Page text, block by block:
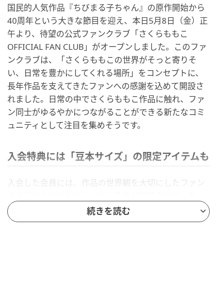
国民的人気作品『ちびまる子ちゃん』の原作開始から
40周年という大きな節目を迎え、本日5月8日（金）正
午より、待望の公式ファンクラブ「さくらももこ
OFFICIAL FAN CLUB」がオープンしました。このファ
ンクラブは、「さくらももこの世界がそっと寄りそ
い、日常を豊かにしてくれる場所」をコンセプトに、
長年作品を支えてきたファンへの感謝を込めて開設さ
れました。日常の中でさくらももこ作品に触れ、ファ
ン同士がゆるやかにつながることができる新たなコミ
ュニティとして注目を集めそうです。
入会特典には「豆本サイズ」の限定アイテムも
入会した会員には、作品の世界観を大切にしたファン
す。
続きを読む